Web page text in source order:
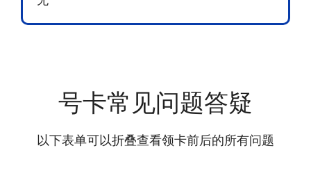
号卡常见问题答疑
以下表单可以折叠查看领卡前后的所有问题